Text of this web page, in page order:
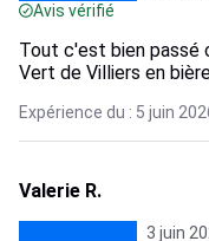
Avis vérifié
Tout c'est bien passé
Vert de Villiers en
Expérience du : 5 juin
Valerie R.
3 juin